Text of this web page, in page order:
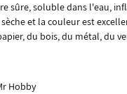
sûre, soluble dans l'eau,
et la couleur est
du bois, du métal, du
Hobby